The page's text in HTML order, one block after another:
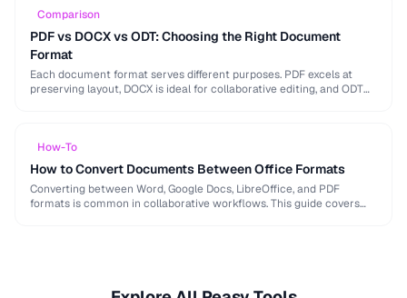
Comparison
PDF vs DOCX vs ODT: Choosing the Right Document
Format
Each document format serves different purposes. PDF excels at
preserving layout, DOCX is ideal for collaborative editing, and ODT
How-To
How to Convert Documents Between Office Formats
Converting between Word, Google Docs, LibreOffice, and PDF
formats is common in collaborative workflows. This guide covers